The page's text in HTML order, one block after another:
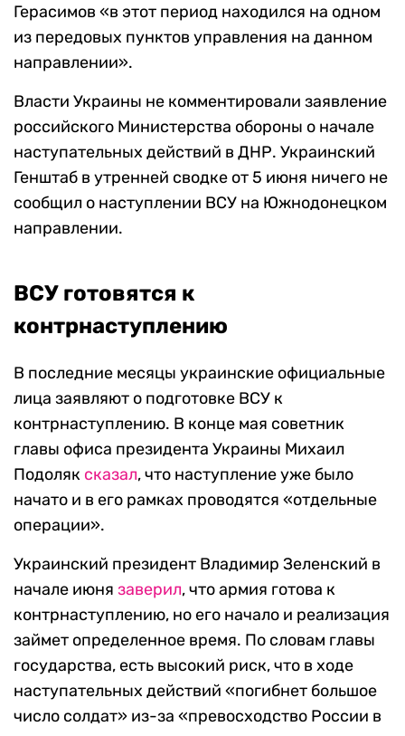
Герасимов «в этот период находился на одном
из передовых пунктов управления на данном
направлении».
Власти Украины не комментировали заявление
российского Министерства обороны о начале
наступательных действий в ДНР. Украинский
Генштаб в утренней сводке от 5 июня ничего не
сообщил о наступлении ВСУ на Южнодонецком
направлении.
ВСУ готовятся к
контрнаступлению
В последние месяцы украинские официальные
лица заявляют о подготовке ВСУ к
контрнаступлению. В конце мая советник
главы офиса президента Украины Михаил
Подоляк сказал, что наступление уже было
начато и в его рамках проводятся «отдельные
операции».
Украинский президент Владимир Зеленский в
начале июня заверил, что армия готова к
контрнаступлению, но его начало и реализация
займет определенное время. По словам главы
государства, есть высокий риск, что в ходе
наступательных действий «погибнет большое
число солдат» из-за «превосходство России в